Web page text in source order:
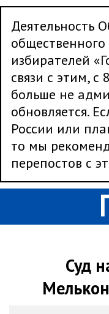
Деятельность
избирателей
связи с этим, с
больше не
обновляется.
России или
то мы
перепостов с
Суд